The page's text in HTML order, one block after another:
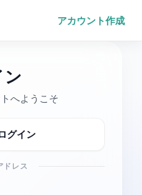
アカウント作成
ン
へようこそ
グイン
ドレス